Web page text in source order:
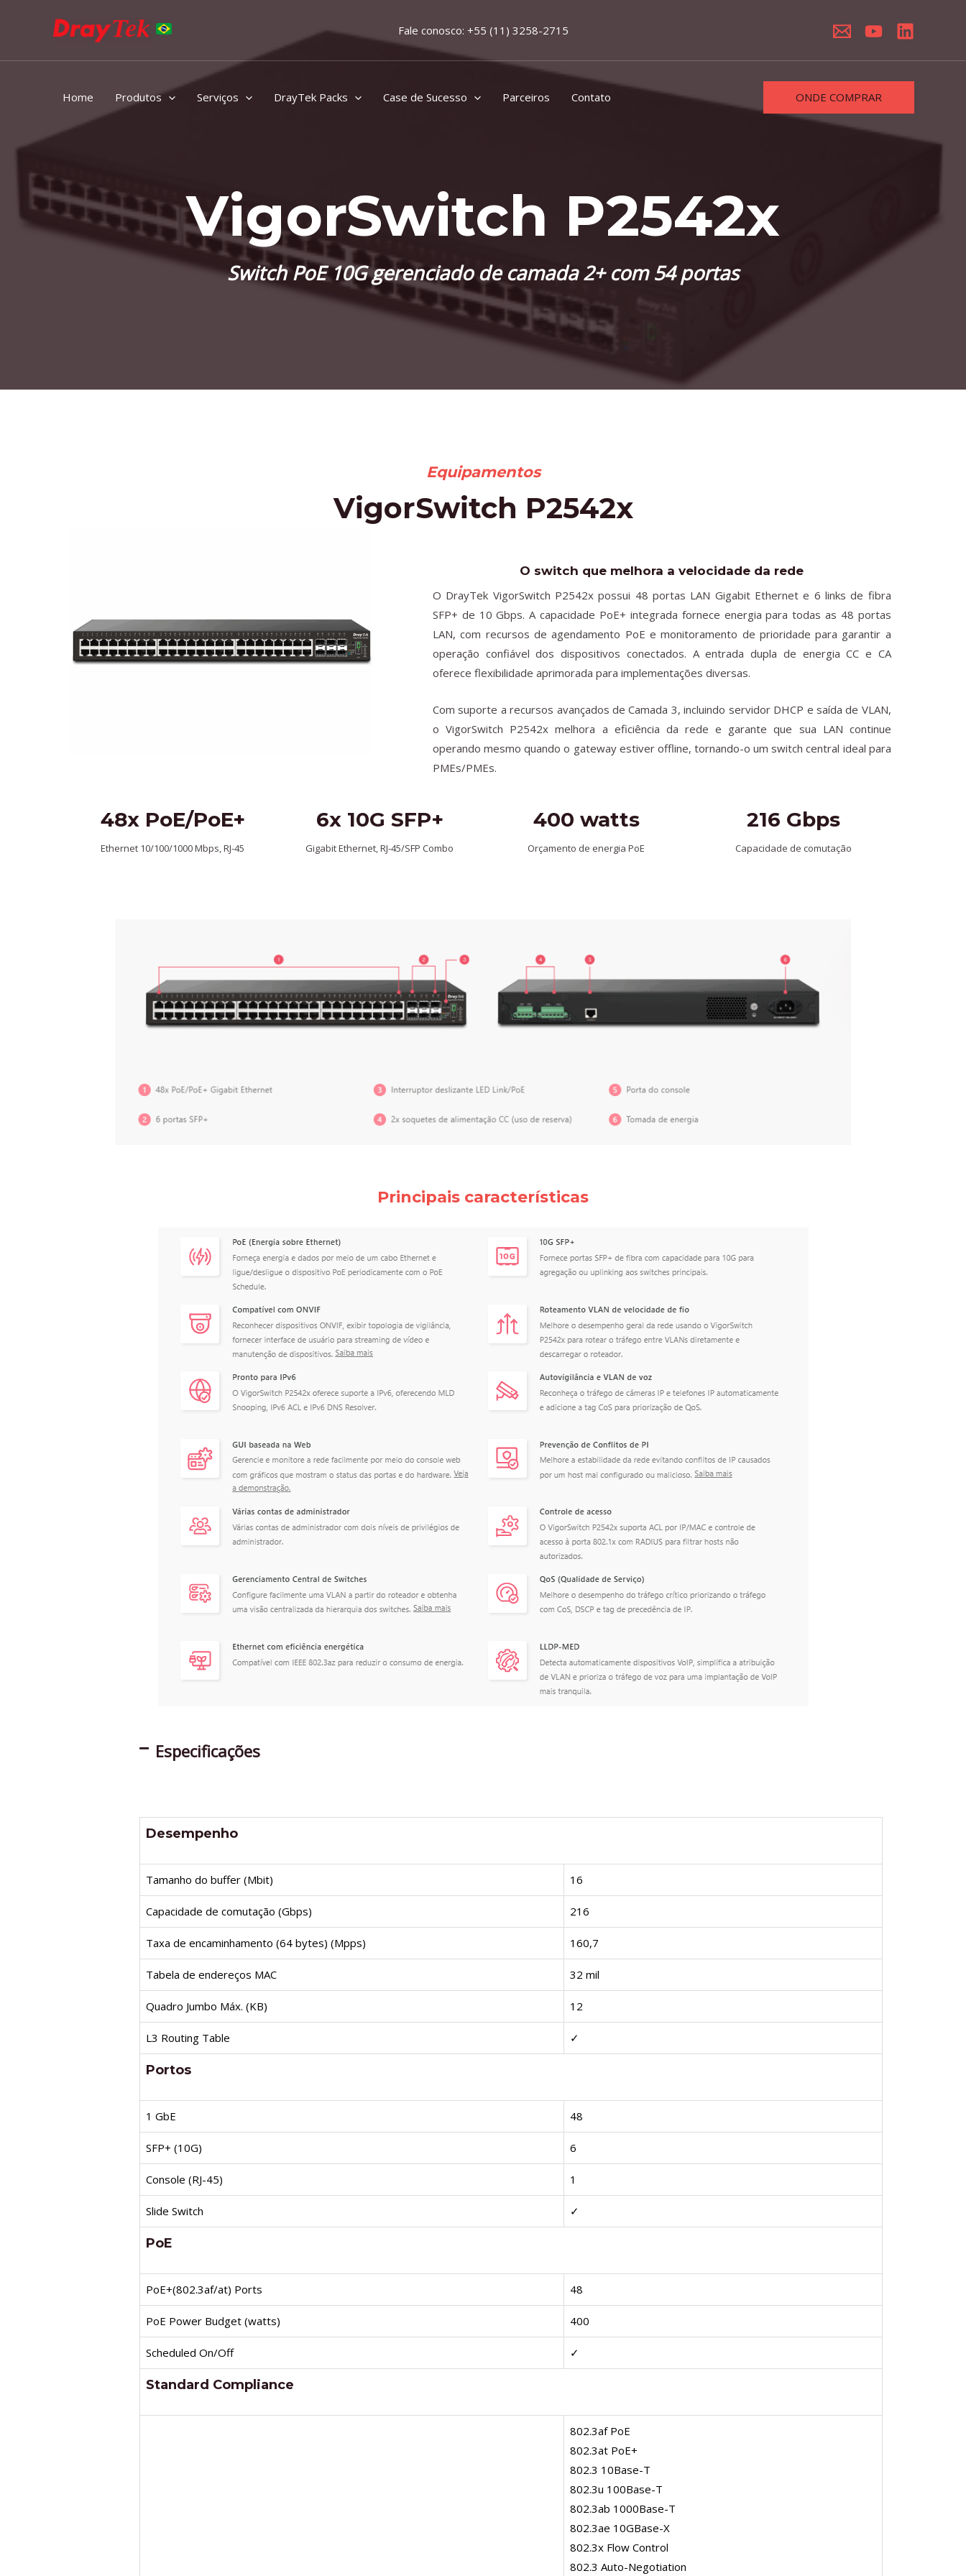
Fale conosco: +55 (11) 3258-2715
Home Produtos Serviços DrayTek Packs Case de Sucesso Parceiros Contato ONDE COMPRAR
VigorSwitch P2542x
Switch PoE 10G gerenciado de camada 2+ com 54 portas
Equipamentos
VigorSwitch P2542x
O switch que melhora a velocidade da rede
O DrayTek VigorSwitch P2542x possui 48 portas LAN Gigabit Ethernet e 6 links de fibra
SFP+ de 10 Gbps. A capacidade PoE+ integrada fornece energia para todas as 48 portas
LAN, com recursos de agendamento PoE e monitoramento de prioridade para garantir a
operação confiável dos dispositivos conectados. A entrada dupla de energia CC e CA
oferece flexibilidade aprimorada para implementações diversas.
Com suporte a recursos avançados de Camada 3, incluindo servidor DHCP e saída de VLAN,
o VigorSwitch P2542x melhora a eficiência da rede e garante que sua LAN continue
operando mesmo quando o gateway estiver offline, tornando-o um switch central ideal para
PMEs/PMEs.
48x PoE/PoE+
Ethernet 10/100/1000 Mbps, RJ-45
6x 10G SFP+
Gigabit Ethernet, RJ-45/SFP Combo
400 watts
Orçamento de energia PoE
216 Gbps
Capacidade de comutação
Principais características
Especificações
Desempenho
Tamanho do buffer (Mbit) 16
Capacidade de comutação (Gbps) 216
Taxa de encaminhamento (64 bytes) (Mpps) 160,7
Tabela de endereços MAC 32 mil
Quadro Jumbo Máx. (KB) 12
L3 Routing Table ✓
Portos
1 GbE 48
SFP+ (10G) 6
Console (RJ-45) 1
Slide Switch ✓
PoE
PoE+(802.3af/at) Ports 48
PoE Power Budget (watts) 400
Scheduled On/Off ✓
Standard Compliance
802.3af PoE
802.3at PoE+
802.3 10Base-T
802.3u 100Base-T
802.3ab 1000Base-T
802.3ae 10GBase-X
802.3x Flow Control
802.3 Auto-Negotiation